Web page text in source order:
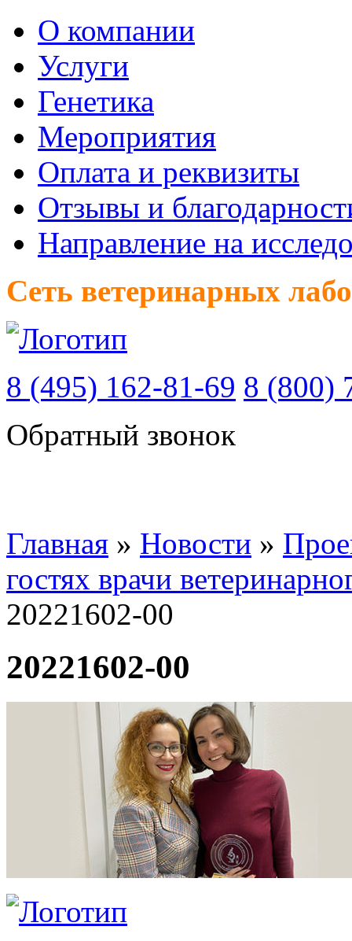
О компании
Услуги
Генетика
Мероприятия
Оплата и реквизиты
Отзывы и
Направление на
Сеть ветеринарных
8 (495) 162-81-69 8 (800)
Обратный звонок
Главная » Новости »
гостях врачи
20221602-00
20221602-00